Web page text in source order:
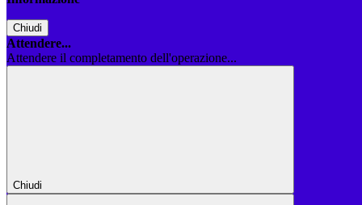
Chiudi
Attendere...
Attendere il completamento dell'operazione...
Chiudi